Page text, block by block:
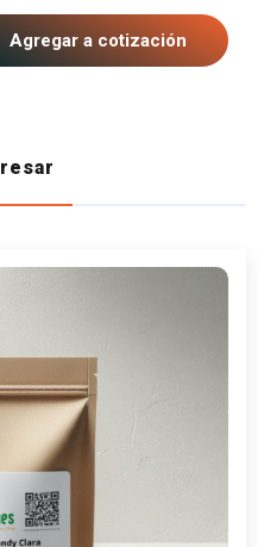
Agregar a cotización